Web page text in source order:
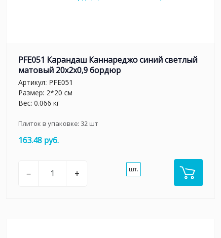
PFE051 Карандаш Каннареджо синий светлый
матовый 20x2x0,9 бордюр
Артикул: PFE051
Размер: 2*20 см
Вес: 0.066 кг
Плиток в упаковке: 32шт
163.48 руб.
– + шт.